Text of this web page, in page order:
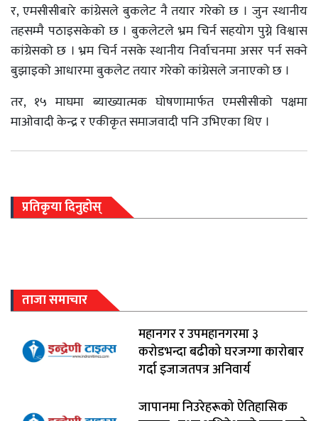
र, एमसीसीबारे कांग्रेसले बुकलेट नै तयार गरेको छ । जुन स्थानीय
तहसम्मै पठाइसकेको छ । बुकलेटले भ्रम चिर्न सहयोग पुग्ने विश्वास
कांग्रेसको छ । भ्रम चिर्न नसके स्थानीय निर्वाचनमा असर पर्न सक्ने
बुझाइको आधारमा बुकलेट तयार गरेको कांग्रेसले जनाएको छ ।
तर, १५ माघमा ब्याख्यात्मक घोषणामार्फत एमसीसीको पक्षमा
माओवादी केन्द्र र एकीकृत समाजवादी पनि उभिएका थिए ।
प्रतिकृया दिनुहोस्
ताजा समाचार
महानगर र उपमहानगरमा ३
करोडभन्दा बढीको घरजग्गा कारोबार
गर्दा इजाजतपत्र अनिवार्य
जापानमा निउरेहरूको ऐतिहासिक